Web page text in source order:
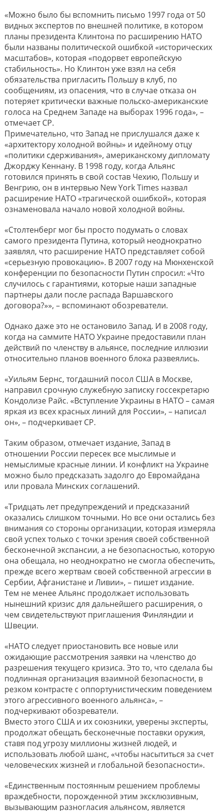
«Можно было бы вспомнить письмо 1997 года от 50
видных экспертов по внешней политике, в котором
планы президента Клинтона по расширению НАТО
были названы политической ошибкой «исторических
масштабов», которая «подорвет европейскую
стабильность». Но Клинтон уже взял на себя
обязательства пригласить Польшу в клуб, по
сообщениям, из опасения, что в случае отказа он
потеряет критически важные польско-американские
голоса на Среднем Западе на выборах 1996 года», –
отмечает CP.
Примечательно, что Запад не прислушался даже к
«архитектору холодной войны» и идейному отцу
«политики сдерживания», американскому дипломату
Джорджу Кеннану. В 1998 году, когда Альянс
готовился принять в свой состав Чехию, Польшу и
Венгрию, он в интервью New York Times назвал
расширение НАТО «трагической ошибкой», которая
ознаменовала начало новой холодной войны.
«Столтенберг мог бы просто подумать о словах
самого президента Путина, который неоднократно
заявлял, что расширение НАТО представляет собой
«серьезную провокацию». В 2007 году на Мюнхенской
конференции по безопасности Путин спросил: «Что
случилось с гарантиями, которые наши западные
партнеры дали после распада Варшавского
договора?»», – вспоминают обозреватели.
Однако даже это не остановило Запад. И в 2008 году,
когда на саммите НАТО Украине предоставили план
действий по членству в альянсе, последние иллюзии
относительно планов военного блока развеялись.
«Уильям Бернс, тогдашний посол США в Москве,
направил срочную служебную записку госсекретарю
Кондолизе Райс. «Вступление Украины в НАТО – самая
яркая из всех красных линий для России», – написал
он», – подчеркивает CP.
Таким образом, отмечает издание, Запад в
отношении России пересек все мыслимые и
немыслимые красные линии. И конфликт на Украине
можно было предсказать задолго до Евромайдана
или провала Минских соглашений.
«Тридцать лет предупреждений и предсказаний
оказались слишком точными. Но все они остались без
внимания со стороны организации, которая измеряла
свой успех только с точки зрения своей собственной
бесконечной экспансии, а не безопасностью, которую
она обещала, но неоднократно не смогла обеспечить,
прежде всего жертвам своей собственной агрессии в
Сербии, Афганистане и Ливии», – пишет издание.
Тем не менее Альянс продолжает использовать
нынешний кризис для дальнейшего расширения, о
чем свидетельствуют приглашения Финляндии и
Швеции.
«НАТО следует приостановить все новые или
ожидающие рассмотрения заявки на членство до
разрешения текущего кризиса. Это то, что сделала бы
подлинная организация взаимной безопасности, в
резком контрасте с оппортунистическим поведением
этого агрессивного военного альянса», –
подчеркивают обозреватели.
Вместо этого США и их союзники, уверены эксперты,
продолжат обещать бесконечные поставки оружия,
ставя под угрозу миллионы жизней людей, и
использовать любой шанс, «чтобы насытиться за счет
человеческих жизней и глобальной безопасности».
«Единственным постоянным решением проблемы
враждебности, порожденной этим эксклюзивным,
вызывающим разногласия альянсом, является